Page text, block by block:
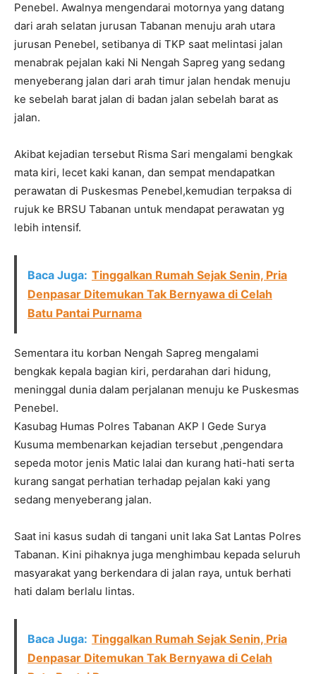
Penebel. Awalnya mengendarai motornya yang datang
dari arah selatan jurusan Tabanan menuju arah utara
jurusan Penebel, setibanya di TKP saat melintasi jalan
menabrak pejalan kaki Ni Nengah Sapreg yang sedang
menyeberang jalan dari arah timur jalan hendak menuju
ke sebelah barat jalan di badan jalan sebelah barat as
jalan.
Akibat kejadian tersebut Risma Sari mengalami bengkak
mata kiri, lecet kaki kanan, dan sempat mendapatkan
perawatan di Puskesmas Penebel,kemudian terpaksa di
rujuk ke BRSU Tabanan untuk mendapat perawatan yg
lebih intensif.
Baca Juga: Tinggalkan Rumah Sejak Senin, Pria
Denpasar Ditemukan Tak Bernyawa di Celah
Batu Pantai Purnama
Sementara itu korban Nengah Sapreg mengalami
bengkak kepala bagian kiri, perdarahan dari hidung,
meninggal dunia dalam perjalanan menuju ke Puskesmas
Penebel.
Kasubag Humas Polres Tabanan AKP I Gede Surya
Kusuma membenarkan kejadian tersebut ,pengendara
sepeda motor jenis Matic lalai dan kurang hati-hati serta
kurang sangat perhatian terhadap pejalan kaki yang
sedang menyeberang jalan.
Saat ini kasus sudah di tangani unit laka Sat Lantas Polres
Tabanan. Kini pihaknya juga menghimbau kepada seluruh
masyarakat yang berkendara di jalan raya, untuk berhati
hati dalam berlalu lintas.
Baca Juga: Tinggalkan Rumah Sejak Senin, Pria
Denpasar Ditemukan Tak Bernyawa di Celah